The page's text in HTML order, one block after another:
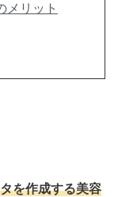
メリット
を作成する美容